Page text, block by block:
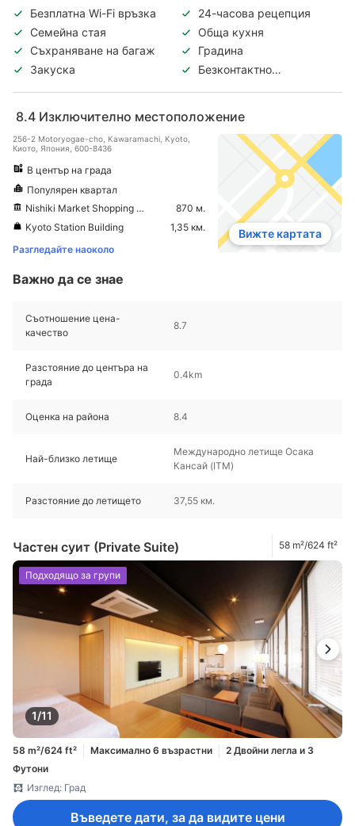
Безплатна Wi-Fi връзка
24-часова рецепция
Семейна стая
Обща кухня
Съхраняване на багаж
Градина
Закуска
Безконтактно
8.4 Изключително местоположение
256-2 Motoryogae-cho, Kawaramachi, Kyoto,
Киото, Япония, 600-8436
В център на града
Популярен квартал
Nishiki Market Shopping District
870 м.
Kyoto Station Building
1,35 км.
Разгледайте наоколо
Вижте картата
Важно да се знае
Съотношение цена-
качество
8.7
Разстояние до центъра на
града
0.4km
Оценка на района 8.4
Най-близко летище
Международно летище Осака
Кансай (ITM)
Разстояние до летището 37,55 км.
Частен суит (Private Suite) 58 m²/624 ft²
1/11
Подходящо за групи
58 m²/624 ft² Максимално 6 възрастни
2 Двойни легла и 3
Футони
Изглед: Град
Въведете дати, за да видите цени